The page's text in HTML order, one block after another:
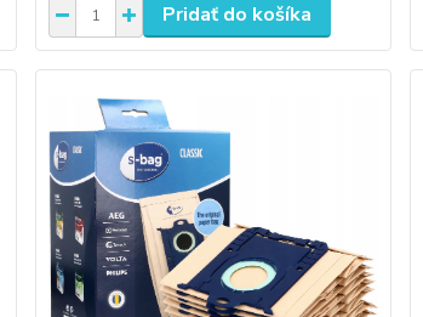
Pridať do košíka